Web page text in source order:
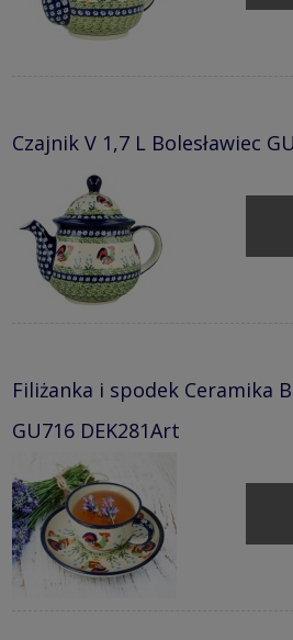
Czajnik V 1,7 L Bolesławiec
Filiżanka i spodek Ceramika
GU716 DEK281Art